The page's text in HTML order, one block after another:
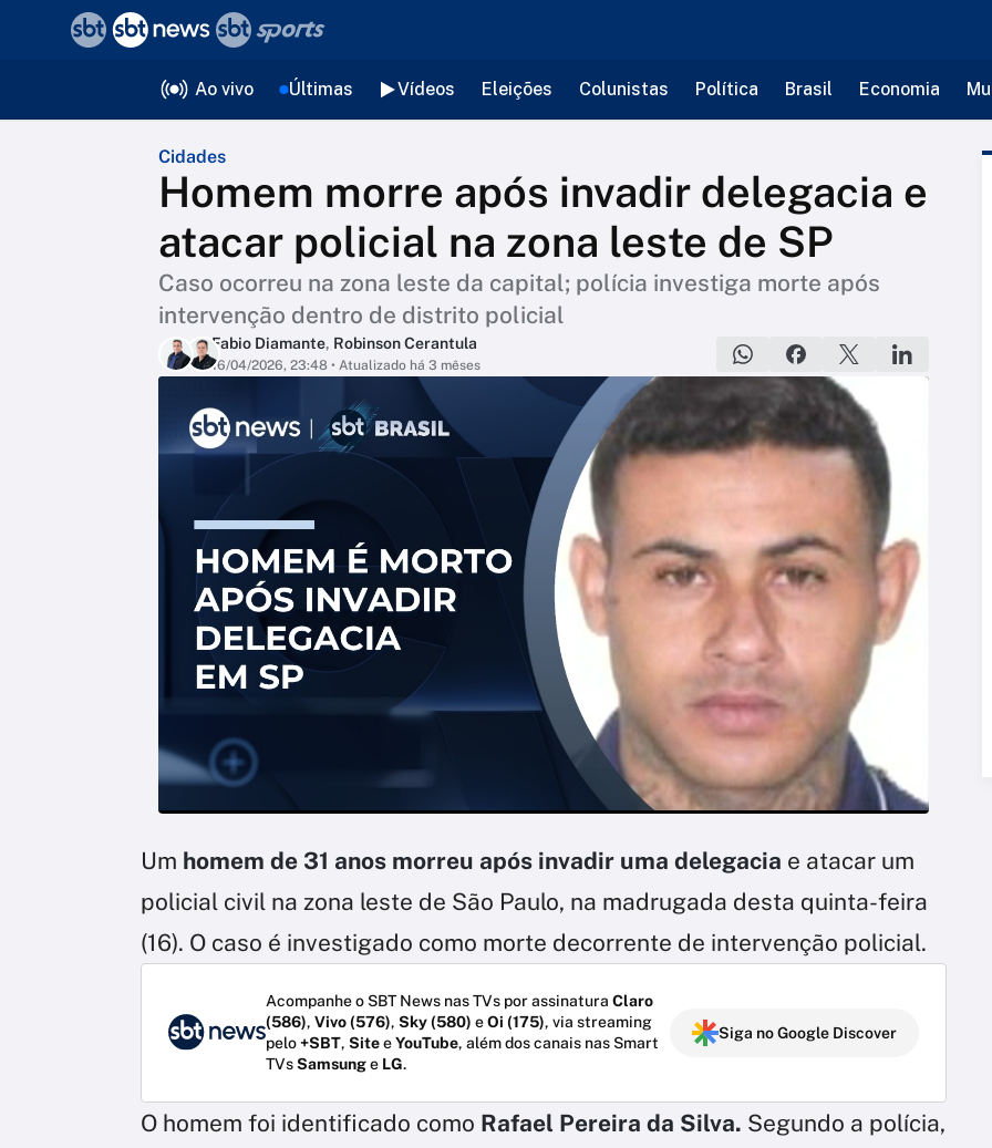
Ao vivo Últimas Vídeos Eleições Colunistas Política Brasil Economia
Cidades
Homem morre após invadir delegacia e
atacar policial na zona leste de SP
Caso ocorreu na zona leste da capital; polícia investiga morte após
intervenção dentro de distrito policial
Fabio Diamante, Robinson Cerantula
16/04/2026, 23:48 • Atualizado há 3 mêses
Um homem de 31 anos morreu após invadir uma delegacia e atacar um
policial civil na zona leste de São Paulo, na madrugada desta quinta-feira
(16). O caso é investigado como morte decorrente de intervenção policial.
Acompanhe o SBT News nas TVs por assinatura Claro
(586), Vivo (576), Sky (580) eOi (175), via streaming
pelo+SBT, SiteeYouTube, além dos canais nas Smart
TVsSamsunge LG.
Siga no Google Discover
O homem foi identificado como Rafael Pereira da Silva. Segundo a polícia,
voltar
Editorias